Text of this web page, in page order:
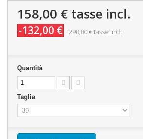
158,00 € tasse incl.
-132,00 € 290,00 €tasse incl.
Quantità
Taglia